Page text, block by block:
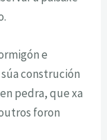
e
construción
pedra, que xa
foron